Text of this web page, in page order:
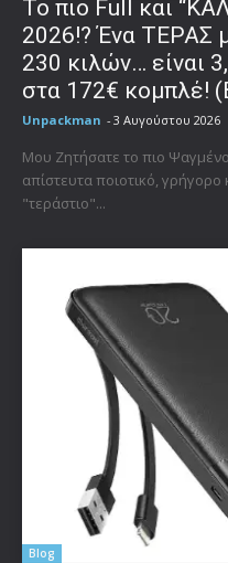
To πιο Full και
2026!? Ένα ΤΕΡΑΣ
230 κιλών… είναι
στα 172€ κομπλέ!
Unpackman - 3 Αυγούστου 2026
Μου Ζητήσατε το πιο Ψαγμένο
απίστευτα ποιοτικό, γρήγορο
"τεράστιο"...
Blog